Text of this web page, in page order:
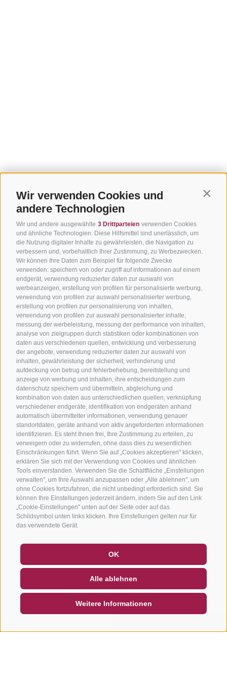
Wir verwenden Cookies und
andere Technologien
Wir und andere ausgewählte 3 Drittparteien verwenden Cookies
und ähnliche Technologien. Diese Hilfsmittel sind unerlässlich, um
die Nutzung digitaler Inhalte zu gewährleisten, die Navigation zu
verbessern und, vorbehaltlich Ihrer Zustimmung, zu Werbezwecken.
Wir können Ihre Daten zum Beispiel für folgende Zwecke
verwenden: speichern von oder zugriff auf informationen auf einem
endgerät, verwendung reduzierter daten zur auswahl von
werbeanzeigen, erstellung von profilen für personalisierte werbung,
verwendung von profilen zur auswahl personalisierter werbung,
erstellung von profilen zur personalisierung von inhalten,
verwendung von profilen zur auswahl personalisierter inhalte,
messung der werbeleistung, messung der performance von inhalten,
analyse von zielgruppen durch statistiken oder kombinationen von
daten aus verschiedenen quellen, entwicklung und verbesserung
der angebote, verwendung reduzierter daten zur auswahl von
inhalten, gewährleistung der sicherheit, verhinderung und
aufdeckung von betrug und fehlerbehebung, bereitstellung und
anzeige von werbung und inhalten, ihre entscheidungen zum
datenschutz speichern und übermitteln, abgleichung und
kombination von daten aus unterschiedlichen quellen, verknüpfung
verschiedener endgeräte, identifikation von endgeräten anhand
automatisch übermittelter informationen, verwendung genauer
standortdaten, geräte anhand von aktiv angeforderten informationen
identifizieren. Es steht Ihnen frei, Ihre Zustimmung zu erteilen, zu
verweigern oder zu widerrufen, ohne dass dies zu wesentlichen
Einschränkungen führt. Wenn Sie auf „Cookies akzeptieren" klicken,
erklären Sie sich mit der Verwendung von Cookies und ähnlichen
Tools einverstanden. Verwenden Sie die Schaltfläche „Einstellungen
verwalten", um Ihre Auswahl anzupassen oder „Alle ablehnen", um
ohne Cookies fortzufahren, die nicht unbedingt erforderlich sind. Sie
können Ihre Einstellungen jederzeit ändern, indem Sie auf den Link
„Cookie-Einstellungen" unten auf der Seite oder auf das
Schildsymbol unten links klicken. Ihre Einstellungen gelten nur für
das verwendete Gerät.
OK
Alle ablehnen
Weitere Informationen
NEWSLETTER
SOCIAL WALL WETTER